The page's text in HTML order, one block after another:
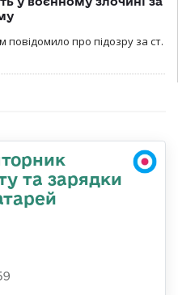
про підозру за ст.
та зарядки